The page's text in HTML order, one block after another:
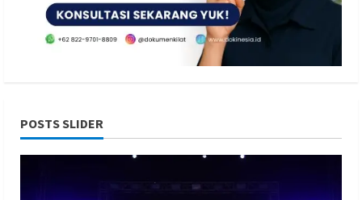
POSTS SLIDER